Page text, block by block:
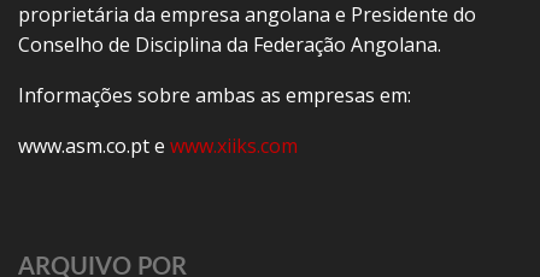
proprietária da empresa angolana e Presidente do
Conselho de Disciplina da Federação Angolana.
Informações sobre ambas as empresas em:
www.asm.co.pt e www.xiiks.com
ARQUIVO POR